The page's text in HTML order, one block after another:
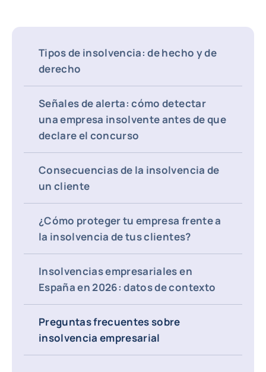
Tipos de insolvencia: de hecho y de
derecho
Señales de alerta: cómo detectar
una empresa insolvente antes de que
declare el concurso
Consecuencias de la insolvencia de
un cliente
¿Cómo proteger tu empresa frente a
la insolvencia de tus clientes?
Insolvencias empresariales en
España en 2026: datos de contexto
Preguntas frecuentes sobre
insolvencia empresarial